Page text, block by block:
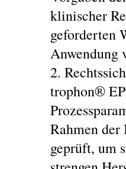
klinischer
geforderten
Anwendung
2.
trophon®
Rahmen
geprüft, um